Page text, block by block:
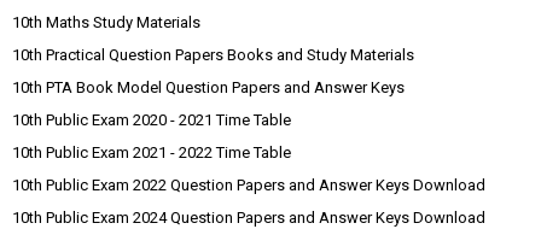
10th Maths Study Materials
10th Practical Question Papers Books and Study Materials
10th PTA Book Model Question Papers and Answer Keys
10th Public Exam 2020 - 2021 Time Table
10th Public Exam 2021 - 2022 Time Table
10th Public Exam 2022 Question Papers and Answer Keys Download
10th Public Exam 2024 Question Papers and Answer Keys Download